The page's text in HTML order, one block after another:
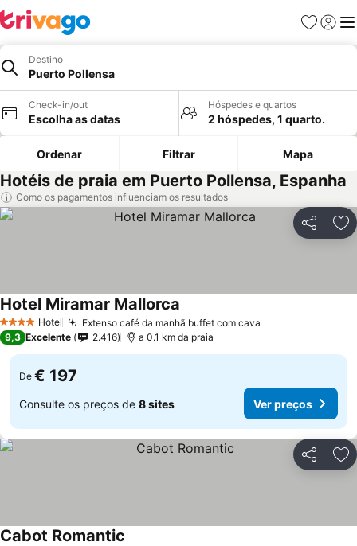
Favoritos
Iniciar
Destino
Puerto Pollensa
Check-in/out
Escolha as datas
Hóspedes e quartos
2 hóspedes, 1 quarto.
Ordenar Filtrar Mapa
Hotéis de praia em Puerto Pollensa, Espanha
Como os pagamentos influenciam os resultados
Partilhar
4 EstrelasHotel Extenso café da manhã buffet com cava
Hotel Miramar Mallorca
9,3 Excelente 2.416 a 0.1 km da praia
De € 197
Consulte os preços de 8 sites Ver preços
Partilhar
Cabot Romantic